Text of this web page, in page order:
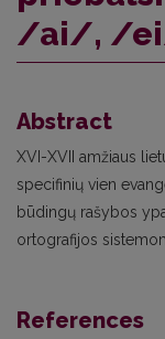
/ai/, /
Abstract
XVI-XVII amžiaus
specifinių vien
būdingų rašybos
ortografijos
References